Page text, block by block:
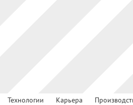
Технологии Карьера